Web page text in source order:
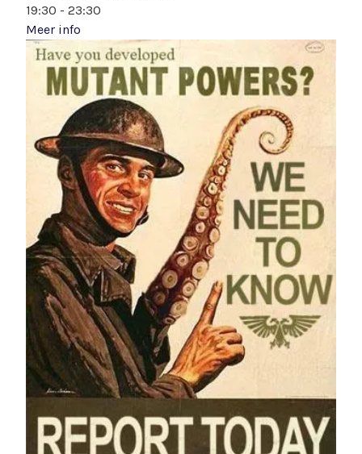
19:30 - 23:30
Meer info